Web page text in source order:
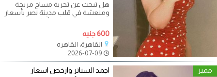
هل تبحث عن تجربة مساج مريحة
ومنعشة في قلب مدينة نصر بأسعار
مناسبة؟ إليك الحل الأمثل مع
**أرخص مساج
600 جنيه
القاهرة، القاهره
مميز اجمد السناتر وارخص اسعار